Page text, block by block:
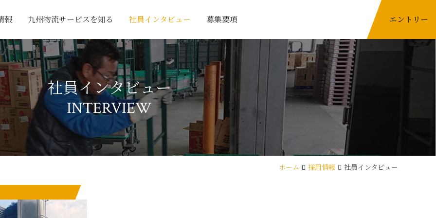
報 九州物流サービスを知る 社員インタビュー 募集要項 エントリー
社員インタビュー
INTERVIEW
ホーム 採用情報 社員インタビュー